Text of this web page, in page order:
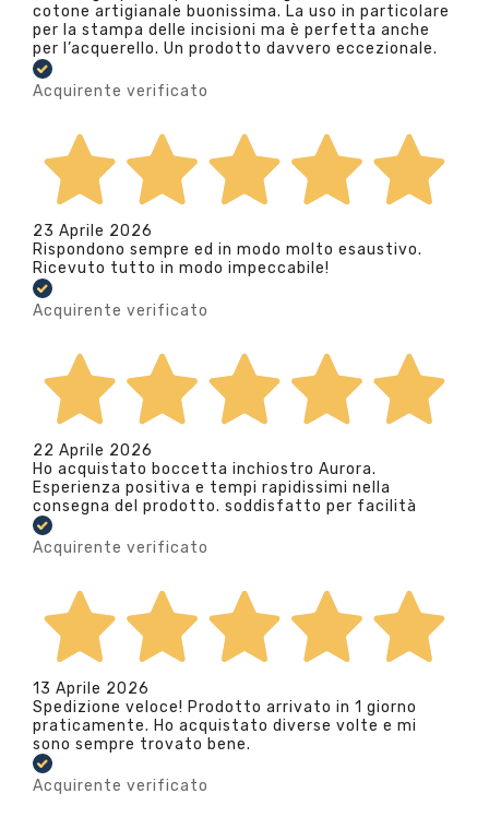
cotone artigianale buonissima. La uso in particolare
per la stampa delle incisioni ma è perfetta anche
per l’acquerello. Un prodotto davvero eccezionale.
Acquirente verificato
23 Aprile 2026
Rispondono sempre ed in modo molto esaustivo.
Ricevuto tutto in modo impeccabile!
Acquirente verificato
22 Aprile 2026
Ho acquistato boccetta inchiostro Aurora.
Esperienza positiva e tempi rapidissimi nella
consegna del prodotto. soddisfatto per facilità
Acquirente verificato
13 Aprile 2026
Spedizione veloce! Prodotto arrivato in 1 giorno
praticamente. Ho acquistato diverse volte e mi
sono sempre trovato bene.
Acquirente verificato